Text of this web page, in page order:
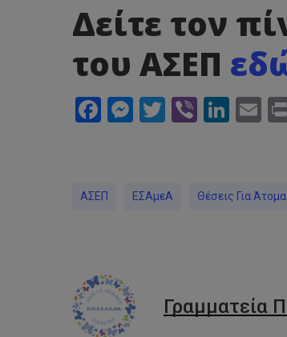
Δείτε τον
του ΑΣΕΠ
Facebook
Messenger
Twitter
Viber
ΑΣΕΠ ΕΣΑμεΑ Θέσεις Για
Γραμματεία